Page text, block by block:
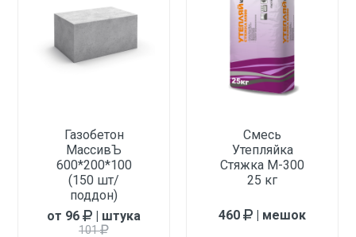
Газобетон
МассивЪ
600*200*100
(150 шт/
поддон)
101
от 96 | штука
Смесь
Утепляйка
Стяжка М-300
25 кг
460 | мешок